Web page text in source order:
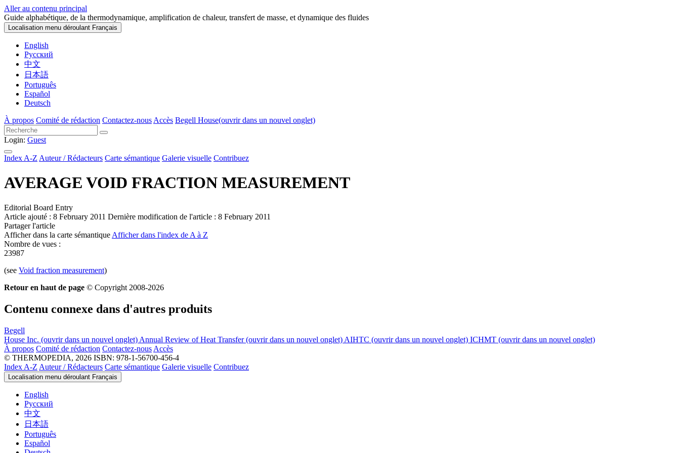
Aller au contenu principal
Guide alphabétique, de la thermodynamique, amplification de chaleur, transfert de masse, et dynamique des fluides
Localisation menu déroulant Français
English
Русский
中文
日本語
Português
Español
Deutsch
À propos Comité de rédaction Contactez-nous Accès Begell House(ouvrir dans un nouvel onglet)
Login: Guest
Index A-Z Auteur / Rédacteurs Carte sémantique Galerie visuelle Contribuez
AVERAGE VOID FRACTION MEASUREMENT
Editorial Board Entry
Article ajouté : 8 February 2011 Dernière modification de l'article : 8 February 2011
Partager l'article
Afficher dans la carte sémantique Afficher dans l'index de A à Z
Nombre de vues :
23987
(see Void fraction measurement)
Retour en haut de page © Copyright 2008-2026
Contenu connexe dans d'autres produits
Begell
House Inc. (ouvrir dans un nouvel onglet) Annual Review of Heat Transfer (ouvrir dans un nouvel onglet) AIHTC (ouvrir dans un nouvel onglet) ICHMT (ouvrir dans un nouvel onglet)
À propos Comité de rédaction Contactez-nous Accès
© THERMOPEDIA, 2026 ISBN: 978-1-56700-456-4
Index A-Z Auteur / Rédacteurs Carte sémantique Galerie visuelle Contribuez
Localisation menu déroulant Français
English
Русский
中文
日本語
Português
Español